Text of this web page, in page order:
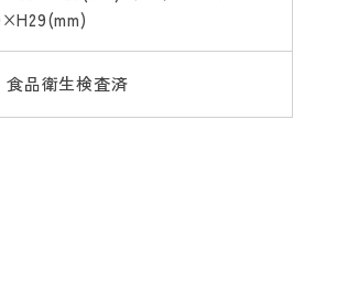
食品衛生検査済